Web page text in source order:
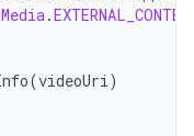
Media.
(videoUri)